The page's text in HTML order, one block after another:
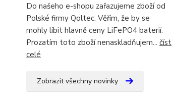
Do našeho e-shopu zařazujeme zboží od
Polské firmy Qoltec. Věřím, že by se
mohly líbit hlavně ceny LiFePO4 baterií.
Prozatím toto zboží nenaskladňujem... číst
celé
Zobrazit všechny novinky